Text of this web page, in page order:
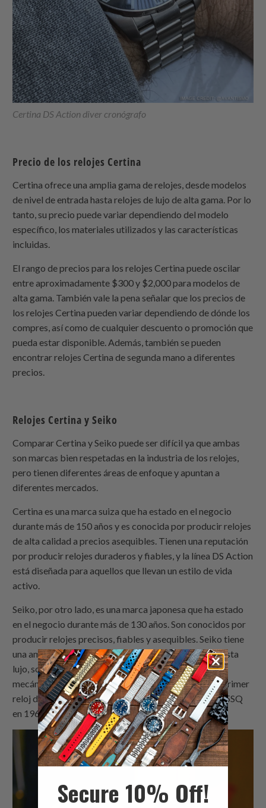
Certina DS Action diver cronógrafo
Precio de los relojes Certina
Certina ofrece una amplia gama de relojes, desde modelos
de nivel de entrada hasta relojes de lujo de alta gama. Por lo
tanto, su precio puede variar dependiendo del modelo
específico, los materiales utilizados y las características
incluidas.
El rango de precios para los relojes Certina puede oscilar
entre aproximadamente $300 y $2,000 para modelos de
alta gama. También vale la pena señalar que los precios de
los relojes Certina pueden variar dependiendo de dónde los
compres, así como de cualquier descuento o promoción que
pueda estar disponible. Además, también se pueden
encontrar relojes Certina de segunda mano a diferentes
precios.
Relojes Certina y Seiko
Comparar Certina y Seiko puede ser difícil ya que ambas
son marcas bien respetadas en la industria de los relojes,
pero tienen diferentes áreas de enfoque y apuntan a
diferentes mercados.
Certina es una marca suiza que ha estado en el negocio
durante más de 150 años y es conocida por producir relojes
de alta calidad a precios asequibles. Tienen una reputación
por producir relojes duraderos y fiables, y la línea DS Action
está diseñada para aquellos que llevan un estilo de vida
activo.
Seiko, por otro lado, es una marca japonesa que ha estado
en el negocio durante más de 130 años. Son conocidos por
producir relojes precisos, fiables y asequibles. Seiko tiene
una amplia gama de relojes, desde nivel de entrada hasta
lujo, son famosos por sus movimientos de cuarzo y
mecánicos, también son conocidos por introducir el primer
reloj de cuarzo en el mundo, el Seiko Quartz Astron 35SQ
en 1969.
Secure 10% Off!